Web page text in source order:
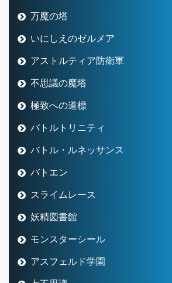
万魔の塔
いにしえのゼルメア
アストルティア防衛軍
不思議の魔塔
極致への道標
バトルトリニティ
バトル・ルネッサンス
バトエン
スライムレース
妖精図書館
モンスターシール
アスフェルド学園